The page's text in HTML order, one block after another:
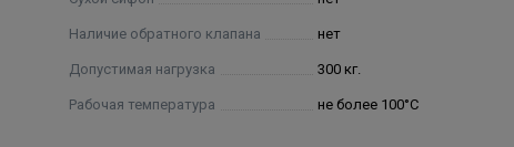
Наличие обратного клапана нет
Допустимая нагрузка 300 кг.
Рабочая температура не более 100°С